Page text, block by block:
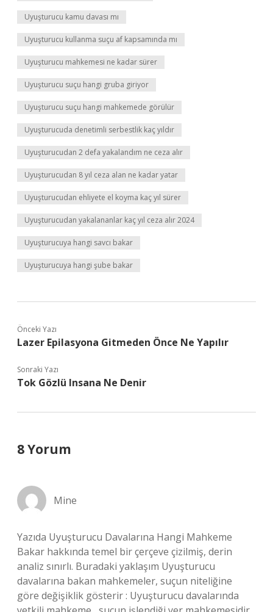
Uyuşturucu kamu davası mı
Uyuşturucu kullanma suçu af kapsamında mı
Uyuşturucu mahkemesi ne kadar sürer
Uyuşturucu suçu hangi gruba giriyor
Uyuşturucu suçu hangi mahkemede görülür
Uyuşturucuda denetimli serbestlik kaç yıldır
Uyuşturucudan 2 defa yakalandım ne ceza alır
Uyuşturucudan 8 yıl ceza alan ne kadar yatar
Uyuşturucudan ehliyete el koyma kaç yıl sürer
Uyuşturucudan yakalananlar kaç yıl ceza alır 2024
Uyuşturucuya hangi savcı bakar
Uyuşturucuya hangi şube bakar
Önceki Yazı
Lazer Epilasyona Gitmeden Önce Ne Yapılır
Sonraki Yazı
Tok Gözlü Insana Ne Denir
8 Yorum
Mine
Yazıda Uyuşturucu Davalarına Hangi Mahkeme
Bakar hakkında temel bir çerçeve çizilmiş, derin
analiz sınırlı. Buradaki yaklaşım Uyuşturucu
davalarına bakan mahkemeler, suçun niteliğine
göre değişiklik gösterir : Uyuşturucu davalarında